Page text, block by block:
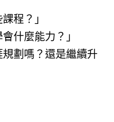
程？」
什麼能力？」
規劃嗎？還是繼續升